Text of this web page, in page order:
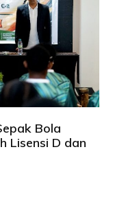
Bola
Lisensi D dan